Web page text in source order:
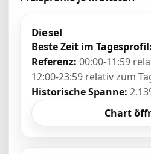
Diesel
Beste Zeit im Tagesprofil:
Referenz: 00:00-11:59
12:00-23:59 relativ zum
Historische Spanne:
Chart